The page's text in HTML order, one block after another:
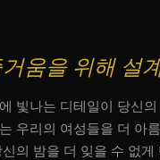
움을 위해 설
빛나는 디테일이 당신
우리의 여성들을 더 아
의 밤을 더 잊을 수 없게